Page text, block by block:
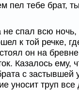
пел тебе брат,
спал всю ночь,
к той речке,
он на
Казалось ему,
с застывшей
уносит труп